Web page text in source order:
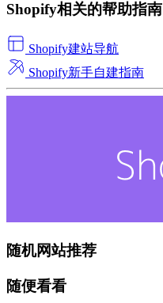
Shopify相关的帮助指南
Shopify建站导航
Shopify新手自建指南
随机网站推荐
随便看看